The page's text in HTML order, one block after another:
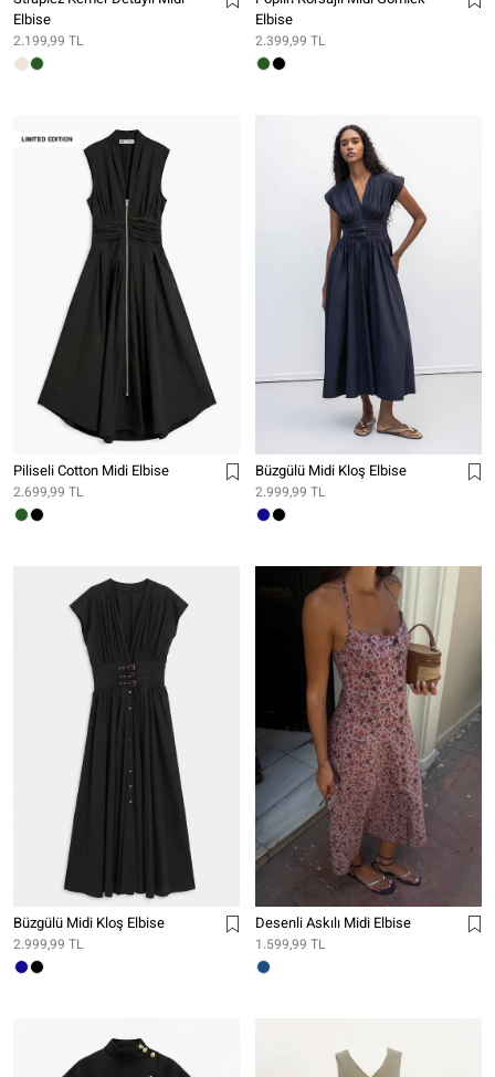
Elbise
2.199,99 TL
Elbise
2.399,99 TL
Piliseli Cotton Midi Elbise
2.699,99 TL
Büzgülü Midi Kloş Elbise
2.999,99 TL
Büzgülü Midi Kloş Elbise
2.999,99 TL
Desenli Askılı Midi Elbise
1.599,99 TL